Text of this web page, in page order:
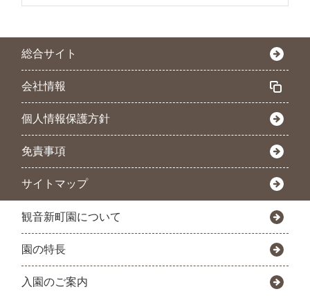
総合サイト
会社情報
個人情報保護方針
免責事項
サイトマップ
観音新町園について
園の特長
入園のご案内